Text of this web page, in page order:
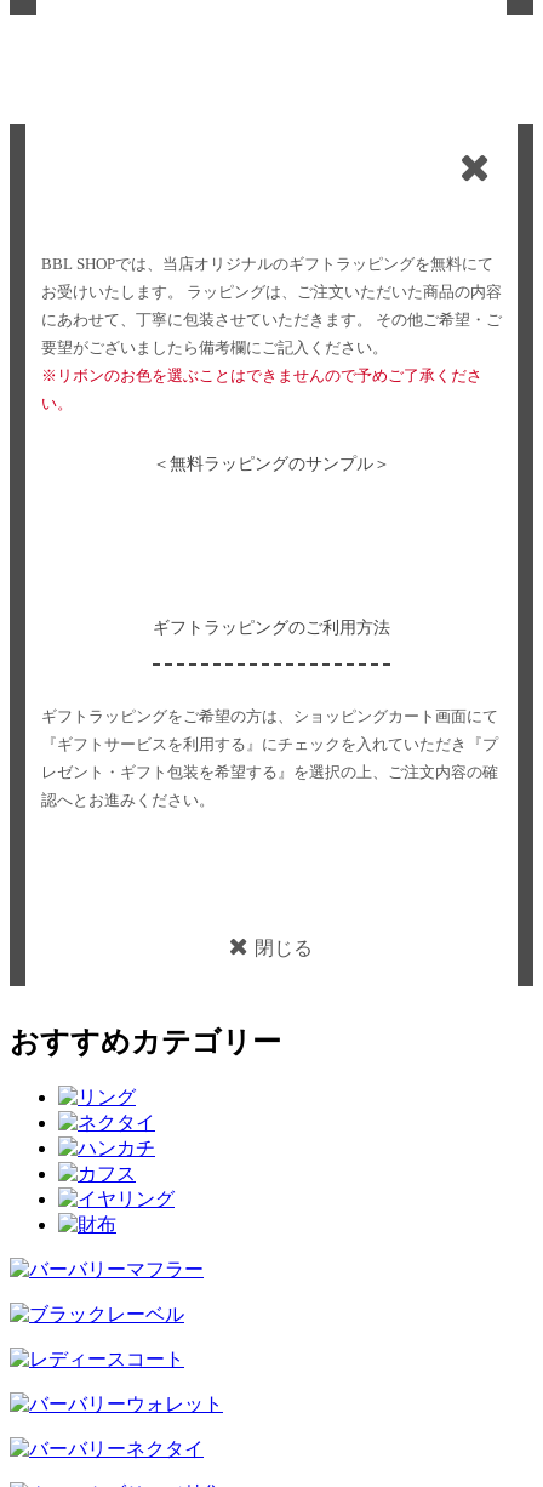
BBL SHOPでは、当店オリジナルのギフトラッピングを無料にて
お受けいたします。
ラッピングは、ご注文いただいた商品の内容
にあわせて、丁寧に包装させていただきます。
その他ご希望・ご
要望がございましたら備考欄にご記入ください。
※リボンのお色を選ぶことはできませんので予めご了承くださ
い。
＜無料ラッピングのサンプル＞
ギフトラッピングのご利用方法
ギフトラッピングをご希望の方は、ショッピングカート画面にて
『ギフトサービスを利用する』にチェックを入れていただき
『プ
レゼント・ギフト包装を希望する』を選択の上、ご注文内容の確
認へとお進みください。
閉じる
おすすめカテゴリー